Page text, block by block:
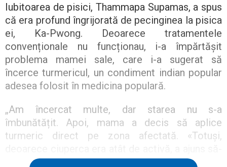
Iubitoarea de pisici, Thammapa Supamas, a spus
că era profund îngrijorată de pecinginea la pisica
ei, Ka-Pwong. Deoarece tratamentele
convenționale nu funcționau, i-a împărtășit
problema mamei sale, care i-a sugerat să
încerce turmericul, un condiment indian popular
adesea folosit în medicina populară.
„Am încercat multe, dar starea nu s-a
îmbunătățit. Apoi, mama a decis să aplice
turmeric direct pe zona afectată. «Totuși,
i trateze întreaga blană pentru a preveni